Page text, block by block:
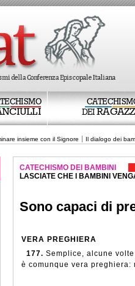
DEI
insieme con il Signore Il dialogo dei
CATECHISMO DEI BAMBINI
LASCIATE CHE I BAMBINI
Sono capaci di
VERA PREGHIERA
177. Semplice, alcune
è comunque vera